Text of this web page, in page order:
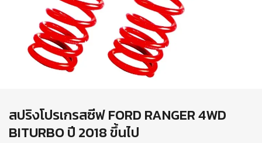
สปริงโปรเกรสซีฟ FORD RANGER 4WD
BITURBO ปี 2018 ขึ้นไป